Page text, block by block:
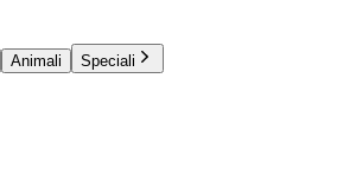
Animali
Speciali